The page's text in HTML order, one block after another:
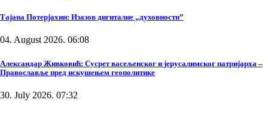
Тајана Потерјахин: Изазов дигиталне „духовности”
04. August 2026. 06:08
Александар Живковић: Сусрет васељенског и јерусалимског патријарха –
Православље пред искушењем геополитике
30. July 2026. 07:32